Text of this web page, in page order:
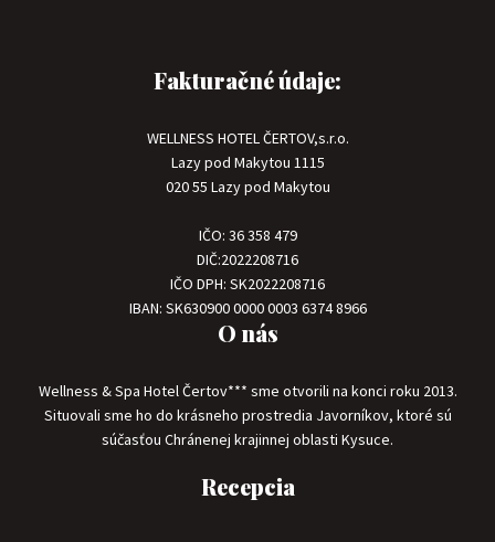
Fakturačné údaje:
WELLNESS HOTEL ČERTOV,s.r.o.
Lazy pod Makytou 1115
020 55 Lazy pod Makytou
IČO: 36 358 479
DIČ:2022208716
IČO DPH: SK2022208716
IBAN: SK630900 0000 0003 6374 8966
O nás
Wellness & Spa Hotel Čertov*** sme otvorili na konci roku 2013.
Situovali sme ho do krásneho prostredia Javorníkov, ktoré sú
súčasťou Chránenej krajinnej oblasti Kysuce.
Recepcia